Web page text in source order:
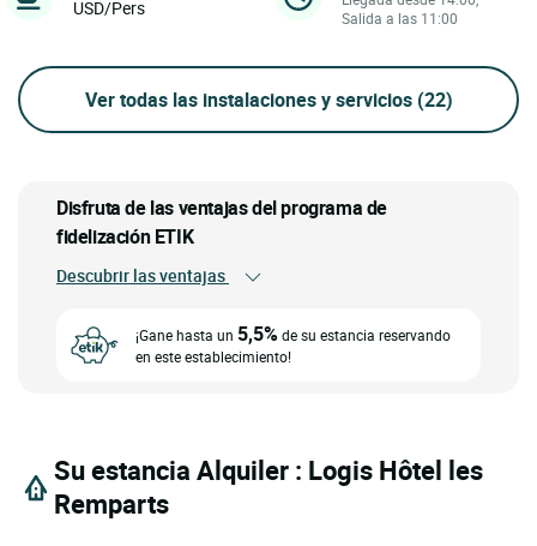
USD/Pers
Salida a las 11:00
Ver todas las instalaciones y servicios (22)
Disfruta de las ventajas del programa de
fidelización ETIK
Descubrir las ventajas
¡Gane hasta un 5,5%de su estancia reservando
en este establecimiento!
Su estancia Alquiler : Logis Hôtel les
Remparts